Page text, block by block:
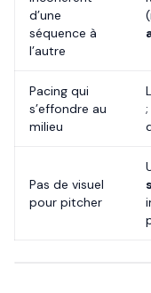
d’une
séquence à
l’autre
Pacing qui
s’effondre au
milieu
;
Pas de visuel
pour pitcher